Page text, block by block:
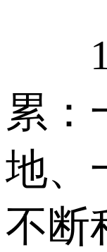
累：
地、
不断